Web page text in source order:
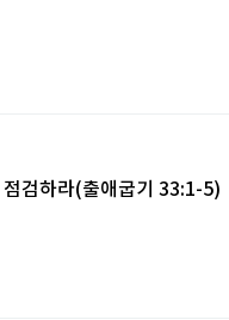
검하라(출애굽기 33:1-5)